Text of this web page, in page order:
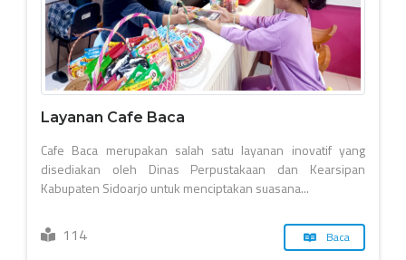
Layanan Cafe Baca
Cafe Baca merupakan salah satu layanan inovatif yang
disediakan oleh Dinas Perpustakaan dan Kearsipan
Kabupaten Sidoarjo untuk menciptakan suasana...
114 Baca